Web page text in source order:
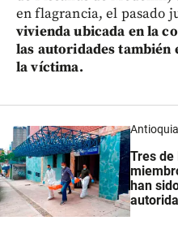
en flagrancia, el pasado
vivienda ubicada en la
las autoridades
la víctima.
Antioquia
Tres
han